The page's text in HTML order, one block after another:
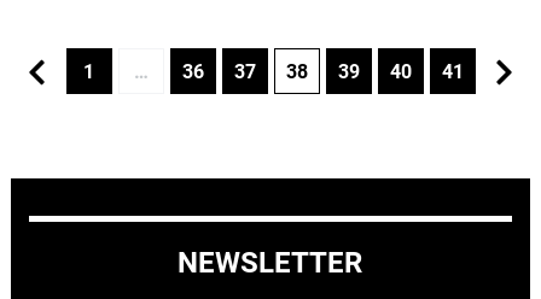
1 … 36 37 38 39 40 41
NEWSLETTER